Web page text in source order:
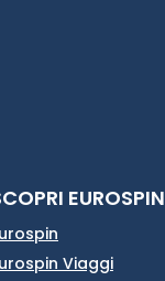
EUROSPIN
Viaggi